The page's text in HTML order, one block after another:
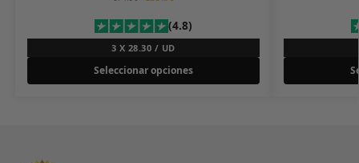
(4.8)
3 X 28.30 / UD
Seleccionar opciones